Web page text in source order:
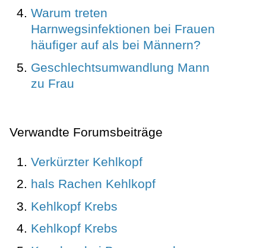
Warum treten
Harnwegsinfektionen bei Frauen
häufiger auf als bei Männern?
Geschlechtsumwandlung Mann
zu Frau
Verwandte Forumsbeiträge
Verkürzter Kehlkopf
hals Rachen Kehlkopf
Kehlkopf Krebs
Kehlkopf Krebs